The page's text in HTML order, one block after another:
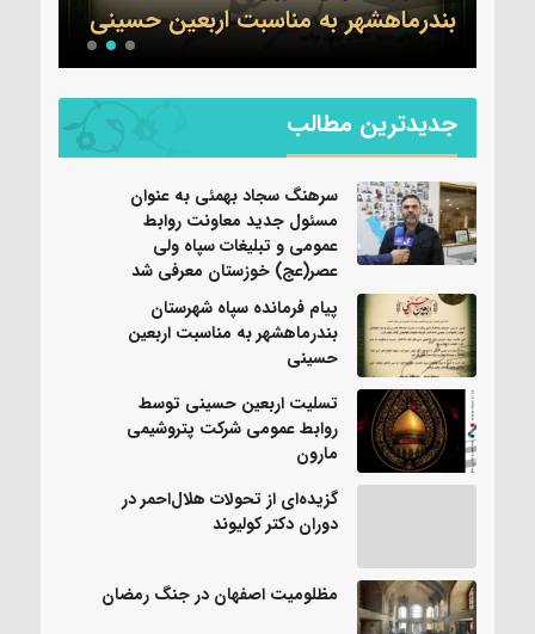
بندرماهشهر به مناسبت اربعین حسینی
جدیدترین مطالب
سرهنگ سجاد بهمئی به عنوان
مسئول جدید معاونت روابط
عمومی و تبلیغات سپاه ولی
عصر(عج) خوزستان معرفی شد
پیام فرمانده سپاه شهرستان
بندرماهشهر به مناسبت اربعین
حسینی
تسلیت اربعین حسینی توسط
روابط عمومی شرکت پتروشیمی
مارون
گزیده‌ای از تحولات هلال‌احمر در
دوران دکتر کولیوند
مظلومیت اصفهان در جنگ رمضان